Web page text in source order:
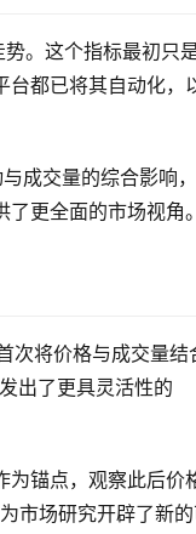
。这个指标最初只
台都已将其自动化，
成交量的综合影响
更全面的市场视角。
次将价格与成交量结
出了更具灵活性的
为锚点，观察此后价
市场研究开辟了新